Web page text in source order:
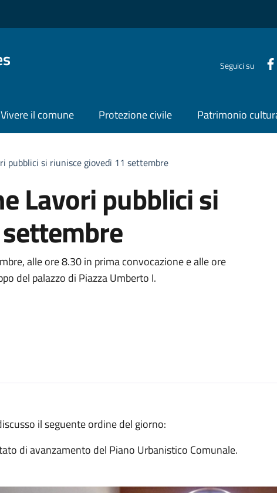
Seguici su
Vivere il comune Protezione civile Patrimonio
pubblici si riunisce giovedì 11 settembre
Lavori pubblici si
alle ore 8.30 in prima convocazione e alle ore
del palazzo di Piazza Umberto I.
il seguente ordine del giorno:
di avanzamento del Piano Urbanistico Comunale.